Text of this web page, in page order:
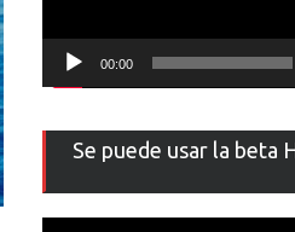
00:00
Se puede usar la beta